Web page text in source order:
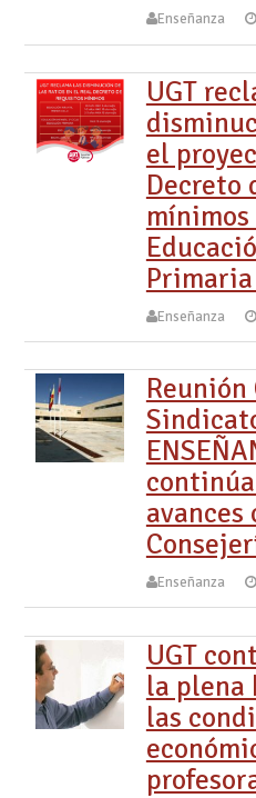
Enseñanza
UGT
el
Decreto
Enseñanza
Reunión
avances
Enseñanza
UGT
la plena
las